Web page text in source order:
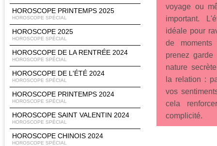
HOROSCOPE PRINTEMPS 2025
HOROSCOPE SPÉCIAL
HOROSCOPE 2025
HOROSCOPE SPÉCIAL
HOROSCOPE DE LA RENTRÉE 2024
HOROSCOPE SPÉCIAL
HOROSCOPE DE L'ÉTÉ 2024
HOROSCOPE SPÉCIAL
HOROSCOPE PRINTEMPS 2024
HOROSCOPE SPÉCIAL
HOROSCOPE SAINT VALENTIN 2024
HOROSCOPE SPÉCIAL
HOROSCOPE CHINOIS 2024
HOROSCOPE SPÉCIAL
voyage ou
important.
idéale pour
de moments
prenez
nature
la relation :
vos
cela
complicité.